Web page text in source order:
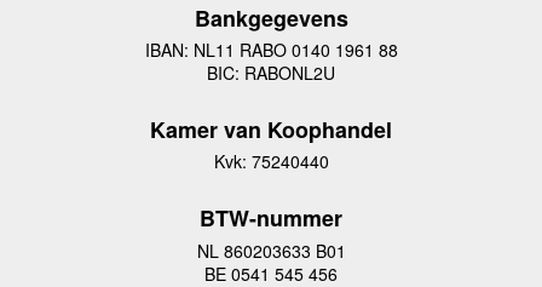
Bankgegevens
IBAN: NL11 RABO 0140 1961 88
BIC: RABONL2U
Kamer van Koophandel
Kvk: 75240440
BTW-nummer
NL 860203633 B01
BE 0541 545 456